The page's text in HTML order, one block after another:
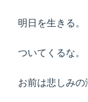
明日を生きる。
ついてくるな。
お前は悲しみの